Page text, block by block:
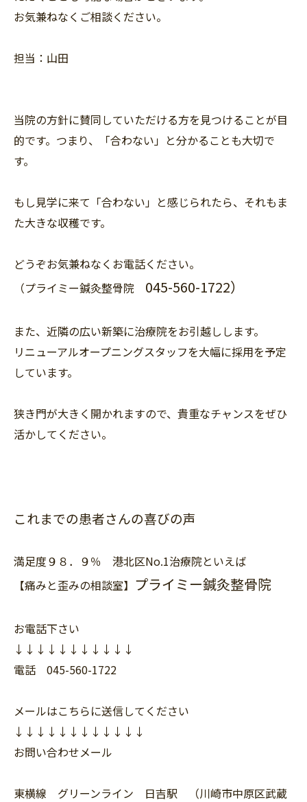
お気兼ねなくご相談ください。
担当：山田
当院の方針に賛同していただける方を見つけることが目
的です。つまり、「合わない」と分かることも大切で
す。
もし見学に来て「合わない」と感じられたら、それもま
た大きな収穫です。
どうぞお気兼ねなくお電話ください。
（プライミー鍼灸整骨院 045-560-1722）
また、近隣の広い新築に治療院をお引越しします。
リニューアルオープニングスタッフを大幅に採用を予定
しています。
狭き門が大きく開かれますので、貴重なチャンスをぜひ
活かしてください。
これまでの患者さんの喜びの声
満足度９８．９％ 港北区No.1治療院といえば
【痛みと歪みの相談室】 プライミー鍼灸整骨院
お電話下さい
↓↓↓↓↓↓↓↓↓↓↓
電話 045-560-1722
メールはこちらに送信してください
↓↓↓↓↓↓↓↓↓↓↓↓
お問い合わせメール
東横線 グリーンライン 日吉駅 （川崎市中原区武蔵